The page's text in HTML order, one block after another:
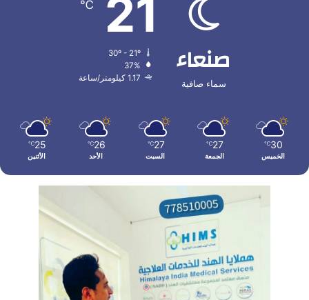
صنعاء
سماء صافية
21
℃
37%
1.17 كيلومتر/ساعة
30
℃
الخميس
27
℃
الجمعة
27
℃
السبت
26
℃
الأحد
25
℃
الأثنين